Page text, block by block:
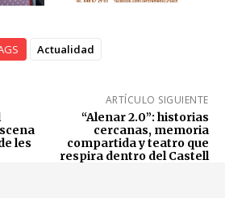
Actualidad
les
ARTÍCULO SIGUIENTE
“Alenar 2.0”: historias
cercanas, memoria
compartida y teatro que
respira dentro del Castell